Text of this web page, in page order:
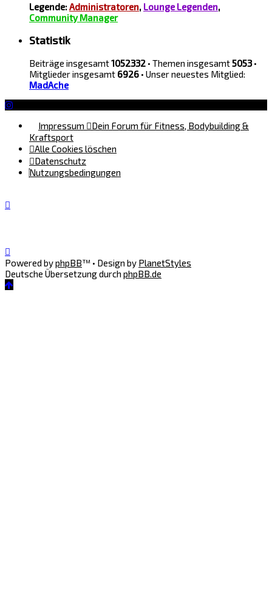
Legende:Administratoren, Lounge Legenden,
Community Manager
Statistik
Beiträge insgesamt1052332 • Themen insgesamt5053•
Mitglieder insgesamt 6926 • Unser neuestes Mitglied:
MadAche
Impressum
Dein Forum für Fitness, Bodybuilding &
Kraftsport
Alle Cookies löschen
Datenschutz
Nutzungsbedingungen
Powered byphpBB™ • Design by PlanetStyles
Deutsche Übersetzung durch phpBB.de